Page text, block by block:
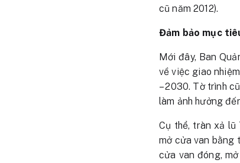
cũ năm 2012).
Đảm bảo mục
Mới đây, Ban
về việc giao
– 2030. Tờ trình
làm ảnh hưởng
Cụ thể, tràn xả lũ
mở cửa van bằng
cửa van đóng,